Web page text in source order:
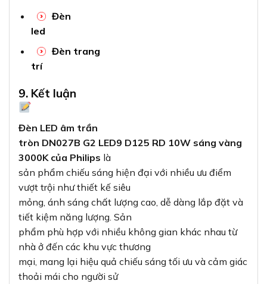
Đèn
led
Đèn trang
trí
9. Kết luận
Đèn LED âm trần
tròn DN027B G2 LED9 D125 RD 10W sáng vàng
3000K của Philips là
sản phẩm chiếu sáng hiện đại với nhiều ưu điểm
vượt trội như thiết kế siêu
mỏng, ánh sáng chất lượng cao, dễ dàng lắp đặt và
tiết kiệm năng lượng. Sản
phẩm phù hợp với nhiều không gian khác nhau từ
nhà ở đến các khu vực thương
mại, mang lại hiệu quả chiếu sáng tối ưu và cảm giác
thoải mái cho người sử